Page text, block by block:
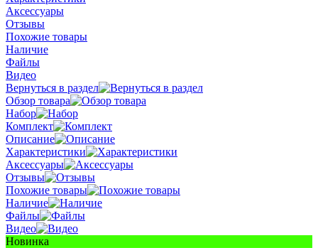
Аксессуары
Отзывы
Похожие товары
Наличие
Файлы
Видео
Вернуться в раздел
Обзор товара
Набор
Комплект
Описание
Характеристики
Аксессуары
Отзывы
Похожие товары
Наличие
Файлы
Видео
Новинка